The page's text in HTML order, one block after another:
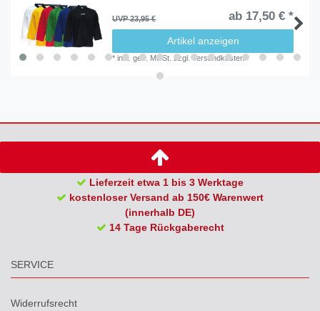
UVP 23,95 € ab 17,50 € *
Artikel anzeigen
*inkl. ges. MwSt. zzgl. Versandkosten
Lieferzeit etwa 1 bis 3 Werktage
kostenloser Versand ab 150€ Warenwert
(innerhalb DE)
14 Tage Rückgaberecht
SERVICE
Widerrufs­recht